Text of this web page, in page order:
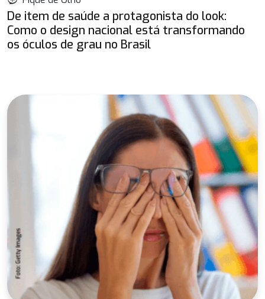
De item de saúde a protagonista do look:
Como o design nacional está transformando
os óculos de grau no Brasil